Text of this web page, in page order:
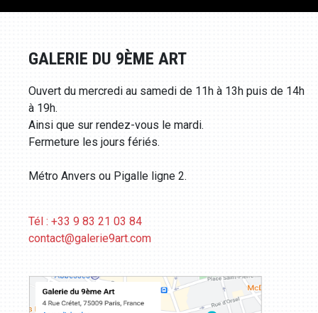
GALERIE DU 9ÈME ART
Ouvert du mercredi au samedi de 11h à 13h puis de 14h
à 19h.
Ainsi que sur rendez-vous le mardi.
Fermeture les jours fériés.
Métro Anvers ou Pigalle ligne 2.
Tél : +33 9 83 21 03 84
contact@galerie9art.com